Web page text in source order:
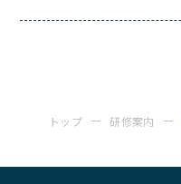
トップ 研修案内